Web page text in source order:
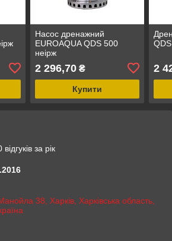
Насос дренажний
EUROAQUA QDS 500
неірж
2 296,70₴
Купити
2
за рік
38, Харків, Харківська область,